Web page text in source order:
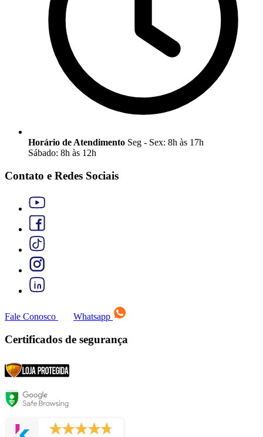
Horário de Atendimento Seg - Sex: 8h às 17h
Sábado: 8h às 12h
Contato e Redes Sociais
Fale Conosco Whatsapp
Certificados de segurança